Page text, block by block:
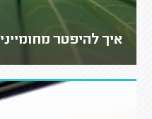
איך להיפטר מחומייני